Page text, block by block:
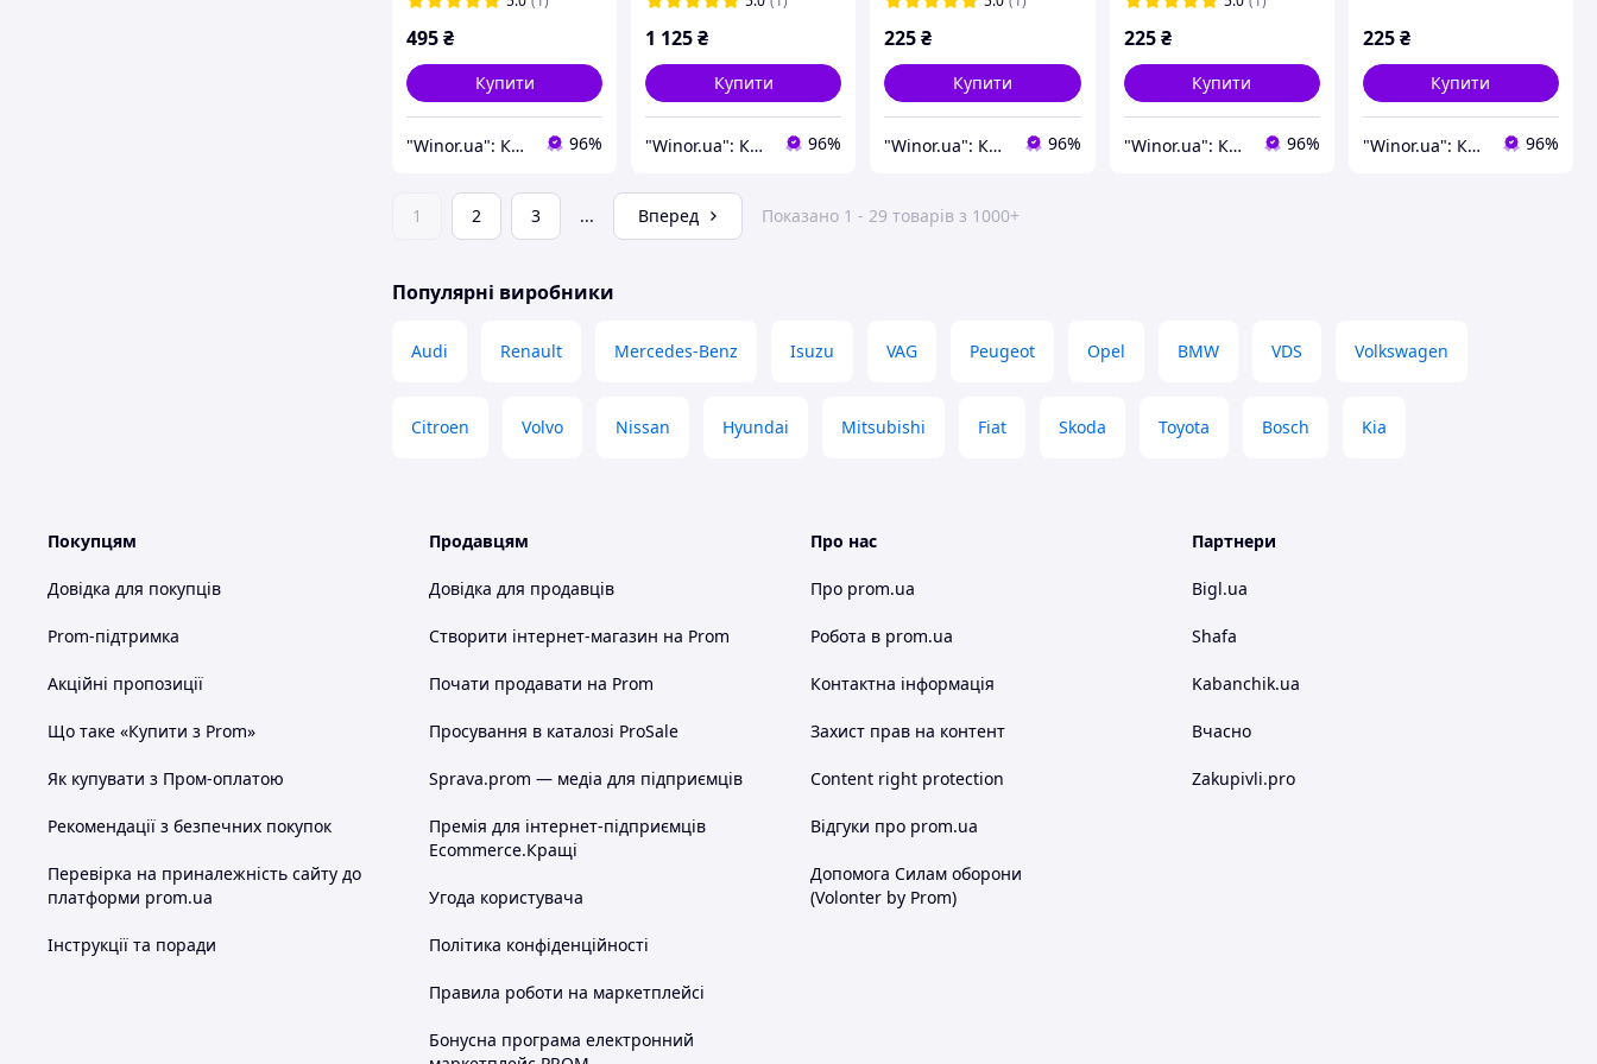
495₴
Купити
"Winor.ua": Комфортний шопінг 24/7! 96%
1 125₴
Купити
"Winor.ua": Комфортний шопінг 24/7! 96%
225₴
Купити
"Winor.ua": Комфортний шопінг 24/7! 96%
225 ₴
Купити
"Winor.ua": Комфортний шопінг 24/7! 96%
225₴
Купити
"Winor.ua": Комфортний шопінг 24/7! 96%
1 2 3 ... Вперед Показано 1 - 29 товарів з 1000+
Популярні виробники
Audi Renault Mercedes-Benz Isuzu VAG Peugeot Opel BMW VDS Volkswagen
Citroen Volvo Nissan Hyundai Mitsubishi Fiat Skoda Toyota Bosch Kia
Покупцям
Довідка для покупців
Prom-підтримка
Акційні пропозиції
Що таке «Купити з Prom»
Як купувати з Пром-оплатою
Рекомендації з безпечних покупок
Перевірка на приналежність сайту до
платформи prom.ua
Інструкції та поради
Продавцям
Довідка для продавців
Створити інтернет-магазин на Prom
Почати продавати на Prom
Просування в каталозі ProSale
Sprava.prom — медіа для підприємців
Премія для інтернет-підприємців
Ecommerce.Кращі
Угода користувача
Політика конфіденційності
Правила роботи на маркетплейсі
Бонусна програма електронний
Про нас
Про prom.ua
Робота в prom.ua
Контактна інформація
Захист прав на контент
Content right protection
Відгуки про prom.ua
Допомога Силам оборони
(Volonter by Prom)
Партнери
Bigl.ua
Shafa
Kabanchik.ua
Вчасно
Zakupivli.pro